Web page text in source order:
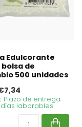
Edulcorante
de
500 unidades
Plazo de entrega
días laborables